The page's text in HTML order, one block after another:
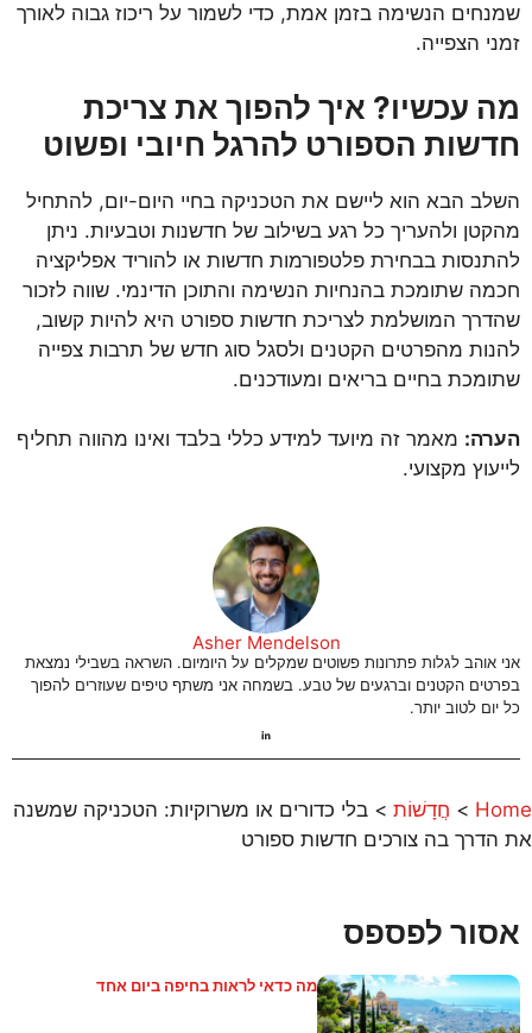
שמנחים הנשימה בזמן אמת, כדי לשמור על ריכוז גבוה לאורך
זמני הצפייה.
מה עכשיו? איך להפוך את צריכת
חדשות הספורט להרגל חיובי ופשוט
השלב הבא הוא ליישם את הטכניקה בחיי היום-יום, להתחיל
מהקטן ולהעריך כל רגע בשילוב של חדשנות וטבעיות. ניתן
להתנסות בבחירת פלטפורמות חדשות או להוריד אפליקציה
חכמה שתומכת בהנחיות הנשימה והתוכן הדינמי. שווה לזכור
שהדרך המושלמת לצריכת חדשות ספורט היא להיות קשוב,
להנות מהפרטים הקטנים ולסגל סוג חדש של תרבות צפייה
שתומכת בחיים בריאים ומעודכנים.
הערה: מאמר זה מיועד למידע כללי בלבד ואינו מהווה תחליף
לייעוץ מקצועי.
Asher Mendelson
אני אוהב לגלות פתרונות פשוטים שמקלים על היומיום. השראה בשבילי נמצאת
בפרטים הקטנים וברגעים של טבע. בשמחה אני משתף טיפים שעוזרים להפוך
כל יום לטוב יותר.
Home
> חֲדָשׁוֹת > בלי כדורים או משרוקיות: הטכניקה שמשנה
את הדרך בה צורכים חדשות ספורט
אסור לפספס
מה כדאי לראות בחיפה ביום אחד